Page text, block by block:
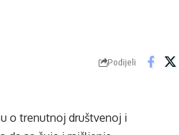
Podijeli
o trenutnoj društvenoj i